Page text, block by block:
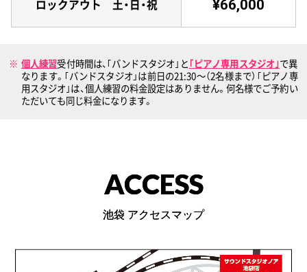
ロックアウト 土・日・祝 ¥66,000
個人練習受付時間は、｢バンドスタジオ｣と ｢ピアノ専用スタジオ｣で異
なります。｢バンドスタジオ」は前日の21:30〜（2名様まで）｢ピアノ専
用スタジオ｣は、個人練習の料金設定はありません。何名様でご予約い
ただいても同じ料金になります。
ACCESS
池袋 アクセスマップ